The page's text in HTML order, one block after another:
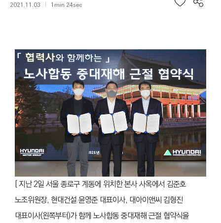
2021.11.03 1min 24sec
[ 지난 2일 서울 종로구 계동에 위치한 본사 사옥에서 김준호
노조위원장, 현대건설 윤영준 대표이사, 대아이앤씨 김형진
대표이사(왼쪽부터)가 함께 노사합동 중대재해 근절 협약식을